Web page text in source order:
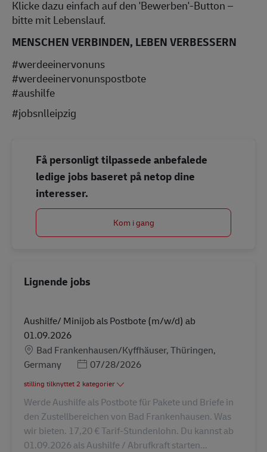
Klicke dazu einfach auf den 'Bewerben'-Button –
bitte mit Lebenslauf.
MENSCHEN VERBINDEN, LEBEN VERBESSERN
#werdeeinervonuns
#werdeeinervonunspostbote
#aushilfe
#jobsnlleipzig
Få personligt tilpassede anbefalede
ledige jobs baseret på netop dine
interesser.
Kom i gang
Lignende jobs
Aushilfe/ Minijob als Postbote (m/w/d) ab
01.09.2026
Lokation
Bad Frankenhausen/Kyffhäuser, Thüringen,
Germany
Posted Date
07/28/2026
stilling tilknyttet 2 kategorier
Werde Aushilfe als Postbote für Pakete und Briefe in
den Zustellbereichen von Bad Frankenhausen. Was
wir bieten. 17,20 € Tarif-Stundenlohn. Du kannst ab
01.09.2026 als Aushilfe / Abrufkraft starten...